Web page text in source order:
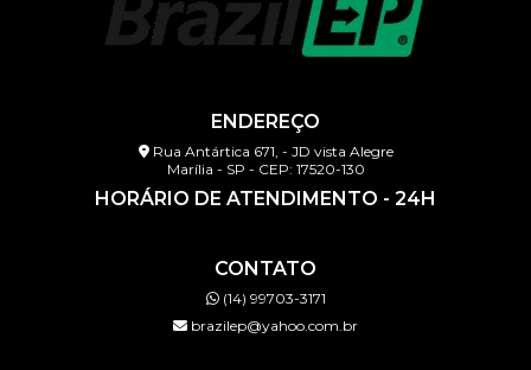
ENDEREÇO
Rua Antártica 671, - JD vista Alegre
Marília - SP - CEP: 17520-130
HORÁRIO DE ATENDIMENTO - 24H
CONTATO
(14) 99703-3171
brazilep@yahoo.com.br